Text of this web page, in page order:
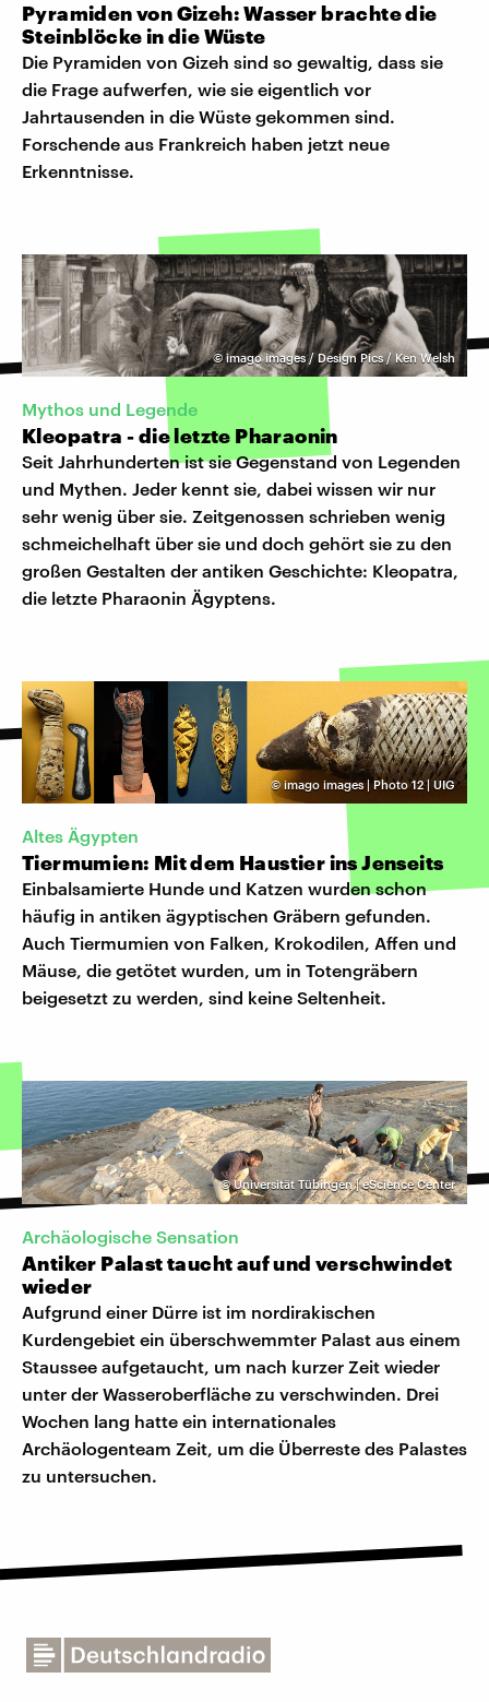
Pyramiden von Gizeh: Wasser brachte die
Steinblöcke in die Wüste
Die Pyramiden von Gizeh sind so gewaltig, dass sie
die Frage aufwerfen, wie sie eigentlich vor
Jahrtausenden in die Wüste gekommen sind.
Forschende aus Frankreich haben jetzt neue
Erkenntnisse.
©imago images / Design Pics / Ken Welsh
Mythos und Legende
Kleopatra - die letzte Pharaonin
Seit Jahrhunderten ist sie Gegenstand von Legenden
und Mythen. Jeder kennt sie, dabei wissen wir nur
sehr wenig über sie. Zeitgenossen schrieben wenig
schmeichelhaft über sie und doch gehört sie zu den
großen Gestalten der antiken Geschichte: Kleopatra,
die letzte Pharaonin Ägyptens.
©imago images | Photo 12 | UIG
Altes Ägypten
Tiermumien: Mit dem Haustier ins Jenseits
Einbalsamierte Hunde und Katzen wurden schon
häufig in antiken ägyptischen Gräbern gefunden.
Auch Tiermumien von Falken, Krokodilen, Affen und
Mäuse, die getötet wurden, um in Totengräbern
beigesetzt zu werden, sind keine Seltenheit.
©Universität Tübingen | eScience Center
Archäologische Sensation
Antiker Palast taucht auf und verschwindet
wieder
Aufgrund einer Dürre ist im nordirakischen
Kurdengebiet ein überschwemmter Palast aus einem
Staussee aufgetaucht, um nach kurzer Zeit wieder
unter der Wasseroberfläche zu verschwinden. Drei
Wochen lang hatte ein internationales
Archäologenteam Zeit, um die Überreste des Palastes
zu untersuchen.